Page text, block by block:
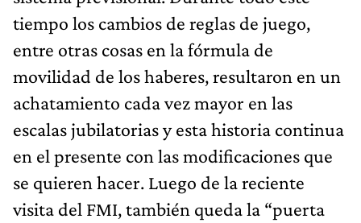
tiempo los cambios de reglas de juego,
entre otras cosas en la fórmula de
movilidad de los haberes, resultaron en un
achatamiento cada vez mayor en las
escalas jubilatorias y esta historia continua
en el presente con las modificaciones que
se quieren hacer. Luego de la reciente
visita del FMI, también queda la “puerta